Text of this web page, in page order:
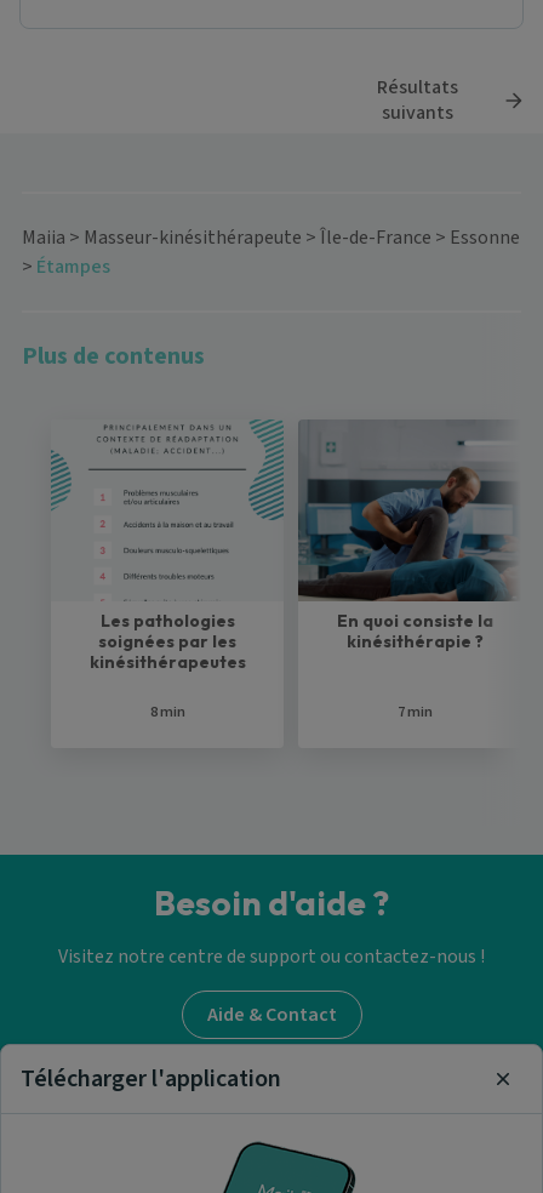
Résultats
suivants
Maiia > Masseur-kinésithérapeute >Île-de-France > Essonne
> Étampes
Plus de contenus
Les pathologies
soignées par les
kinésithérapeutes
8 min
En quoi consiste la
kinésithérapie ?
7 min
Besoin d'aide ?
Visitez notre centre de support ou contactez-nous !
Aide & Contact
Trouver un masseur-
kinésithérapeute
Télécharger l'application